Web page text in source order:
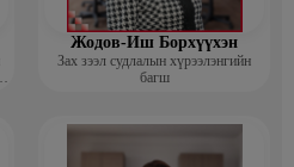
Жодов-Иш Борхүүхэн
Зах зээл судлалын хүрээлэнгийн
багш